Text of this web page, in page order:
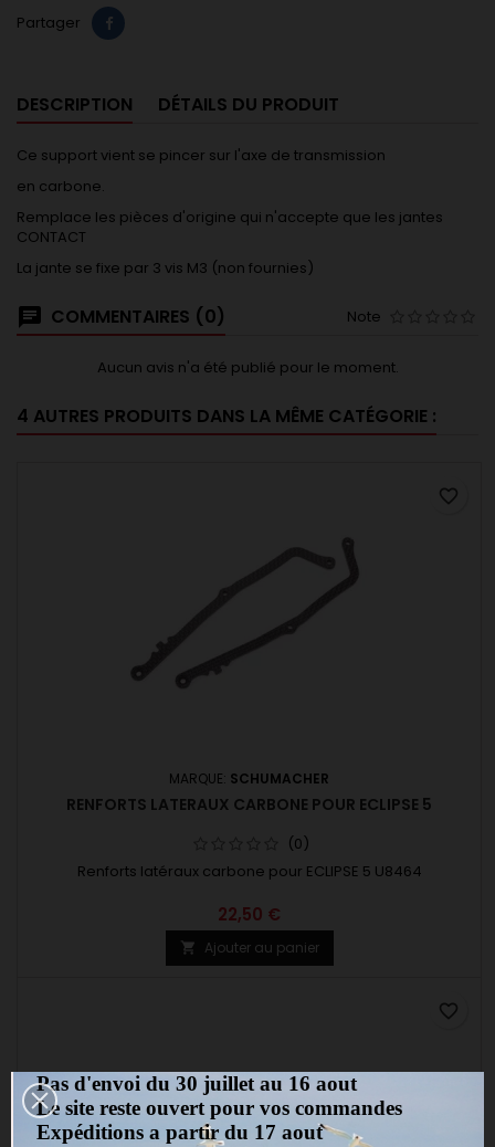
Partager
DESCRIPTION DÉTAILS DU PRODUIT
Ce support vient se pincer sur l'axe de transmission
en carbone.
Remplace les pièces d'origine qui n'accepte que les jantes
CONTACT
La jante se fixe par 3 vis M3 (non fournies)
COMMENTAIRES (0) Note
Aucun avis n'a été publié pour le moment.
4 AUTRES PRODUITS DANS LA MÊME CATÉGORIE :
MARQUE: SCHUMACHER
RENFORTS LATERAUX CARBONE POUR ECLIPSE 5
(0)
Renforts latéraux carbone pour ECLIPSE 5 U8464
22,50 €
 Ajouter au panier
favorite_border
favorite_border
Pas d'envoi du 30 juillet au 16 aout
Le site reste ouvert pour vos commandes
Expéditions a partir du 17 aout